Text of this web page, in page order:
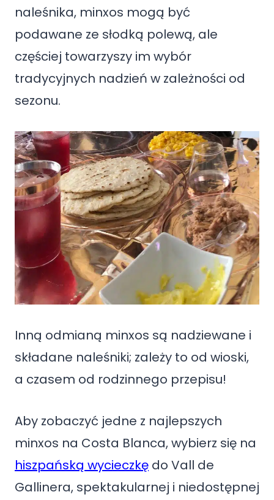
naleśnika, minxos mogą być
podawane ze słodką polewą, ale
częściej towarzyszy im wybór
tradycyjnych nadzień w zależności od
sezonu.
Inną odmianą minxos są nadziewane i
składane naleśniki; zależy to od wioski,
a czasem od rodzinnego przepisu!
Aby zobaczyć jedne z najlepszych
minxos na Costa Blanca, wybierz się na
hiszpańską wycieczkę do Vall de
Gallinera, spektakularnej i niedostępnej